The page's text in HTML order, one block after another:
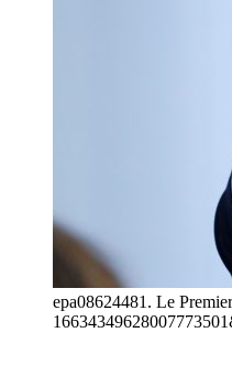
epa08624481. Le